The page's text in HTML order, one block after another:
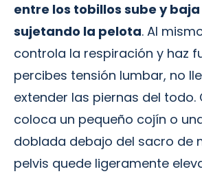
entre los tobillos sube y
sujetando la pelota. Al
controla la respiración y haz
percibes tensión lumbar, no
extender las piernas del todo.
coloca un pequeño cojín o
doblada debajo del sacro de
pelvis quede ligeramente